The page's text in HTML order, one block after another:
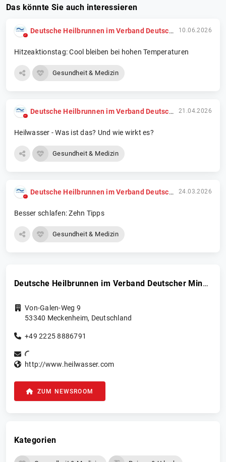
Das könnte Sie auch interessieren
Deutsche Heilbrunnen im Verband Deutscher Mineralbrunnen e.V. c/o Informationsbüro Heilwasser 10.06.2026
Hitzeaktionstag: Cool bleiben bei hohen Temperaturen
Gesundheit & Medizin
Deutsche Heilbrunnen im Verband Deutscher Mineralbrunnen e.V. c/o Informationsbüro Heilwasser 21.04.2026
Heilwasser - Was ist das? Und wie wirkt es?
Gesundheit & Medizin
Deutsche Heilbrunnen im Verband Deutscher Mineralbrunnen e.V. c/o Informationsbüro Heilwasser 24.03.2026
Besser schlafen: Zehn Tipps
Gesundheit & Medizin
Deutsche Heilbrunnen im Verband Deutscher Mineralbrunnen e.V. c/o Informationsbüro Heilwasser
Von-Galen-Weg 9
53340 Meckenheim, Deutschland
+49 2225 8886791
http://www.heilwasser.com
ZUM NEWSROOM
Kategorien